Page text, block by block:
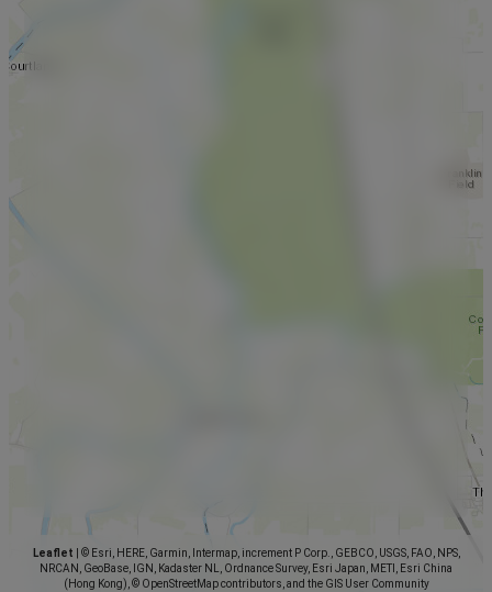
Leaflet
© Esri, HERE, Garmin, Intermap, increment P Corp., GEBCO, USGS, FAO, NPS,
NRCAN, GeoBase, IGN, Kadaster NL, Ordnance Survey, Esri Japan, METI, Esri China
(Hong Kong), © OpenStreetMap contributors, and the GIS User Community